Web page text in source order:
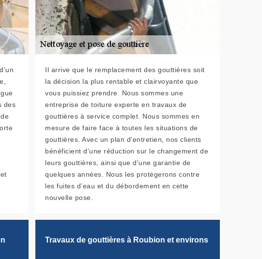
des
Il arrive que le remplacement des gouttières soit
la décision la plus rentable et clairvoyante que
vous puissiez prendre. Nous sommes une
entreprise de toiture experte en travaux de
gouttières à service complet. Nous sommes en
mesure de faire face à toutes les situations de
gouttières. Avec un plan d'entretien, nos clients
bénéficient d'une réduction sur le changement de
leurs gouttières, ainsi que d'une garantie de
quelques années. Nous les protégerons contre
les fuites d’eau et du débordement en cette
nouvelle pose.
Travaux de gouttières à Roubion et environs